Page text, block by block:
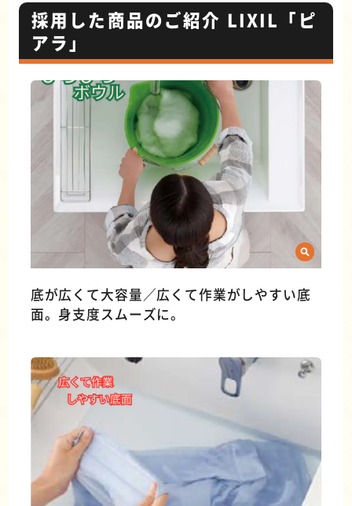
採用した商品のご紹介 LIXIL「ピ
アラ」
底が広くて大容量／広くて作業がしやすい底
面。身支度スムーズに。